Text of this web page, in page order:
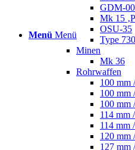
Menü Menü
GDM-
Mk 15
OSU-35
Type 730
Minen
Mk 36
Rohrwaffen
100 mm
100 mm
100 mm
114 mm
114 mm
120 mm
127 mm